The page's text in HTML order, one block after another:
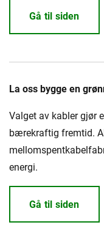
Gå til siden
La oss bygge en
Valget av kabler gjør
bærekraftig fremtid.
energi.
Gå til siden